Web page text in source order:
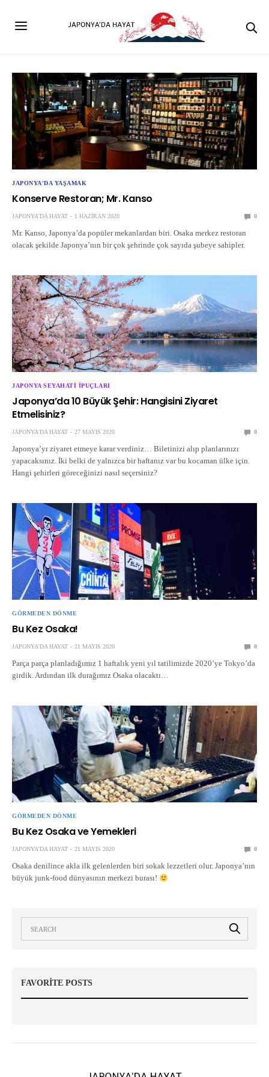
JAPONYA'DA YAŞAMAK
Konserve Restoran; Mr. Kanso
JAPONYA'DA HAYAT 1 HAZIRAN 2020 0
Mr. Kanso, Japonya’da popüler mekanlardan biri. Osaka merkez restoran
olacak şekilde Japonya’nın bir çok şehrinde çok sayıda şubeye sahipler.
JAPONYA SEYAHATI İPUÇLARI
Japonya’da 10 Büyük Şehir: Hangisini Ziyaret
Etmelisiniz?
JAPONYA'DA HAYAT 27 MAYIS 2020 0
Japonya’yı ziyaret etmeye karar verdiniz… Biletinizi alıp planlarınızı
yapacaksınız. İki belki de yalnızca bir haftanız var bu kocaman ülke için.
Hangi şehirleri göreceğinizi nasıl seçersiniz?
GÖRMEDEN DÖNME
Bu Kez Osaka!
JAPONYA'DA HAYAT 21 MAYIS 2020 0
Parça parça planladığımız 1 haftalık yeni yıl tatilimizde 2020’ye Tokyo’da
girdik. Ardından ilk durağımız Osaka olacaktı…
GÖRMEDEN DÖNME
Bu Kez Osaka ve Yemekleri
JAPONYA'DA HAYAT 21 MAYIS 2020 0
Osaka denilince akla ilk gelenlerden biri sokak lezzetleri olur. Japonya’nın
büyük junk-food dünyasının merkezi burası!
FAVORITE POSTS